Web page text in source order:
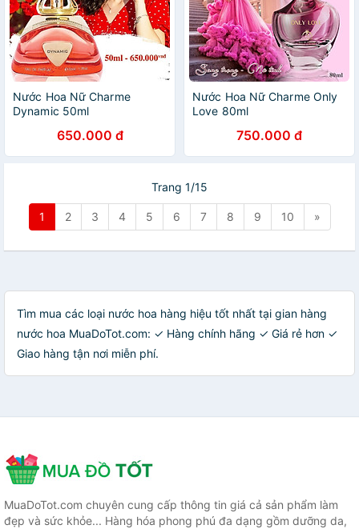
Nước Hoa Nữ Charme
Dynamic 50ml
650.000 đ
Nước Hoa Nữ Charme Only
Love 80ml
750.000 đ
Trang 1/15
1 2 3 4 5 6 7 8 9 10 »
Tìm mua các loại nước hoa hàng hiệu tốt nhất tại gian hàng
nước hoa MuaDoTot.com: ✓ Hàng chính hãng ✓ Giá rẻ hơn ✓
Giao hàng tận nơi miễn phí.
MuaDoTot.com chuyên cung cấp thông tin giá cả sản phẩm làm
đẹp và sức khỏe... Hàng hóa phong phú đa dạng gồm dưỡng da,